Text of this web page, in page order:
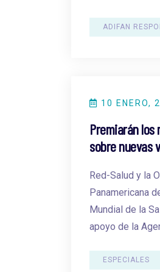
ADIFAN
10 ENERO,
Premiarán
sobre nuevas
Red-Salud y la
Panamericana
Mundial de la
apoyo de la
ESPECIALES